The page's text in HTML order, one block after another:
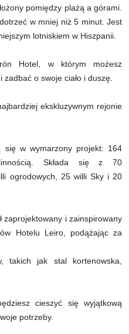
pomiędzy plażą a górami.
w mniej niż 5 minut. Jest
lotniskiem w Hiszpanii.
Hotel, w którym możesz
o swoje ciało i duszę.
ekskluzywnym rejonie
się w wymarzony projekt: 164
Składa się z 70
ogrodowych, 25 willi Sky i 20
zaprojektowany i zainspirowany
Hotelu Leiro, podążając za
takich jak stal kortenowska,
cieszyć się wyjątkową
potrzeby.